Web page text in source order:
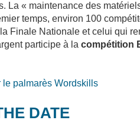
La « maintenance des
temps, environ 100
Finale Nationale et celui qui
participe à la compétition
le palmarès Wordskills
DATE